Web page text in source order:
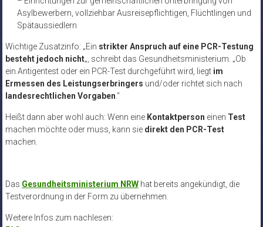
Asylbewerbern, vollziehbar Ausreisepflichtigen, Flüchtlingen und
Spätaussiedlern
Wichtige Zusatzinfo: „Ein strikter Anspruch auf eine PCR-Testung
besteht jedoch nicht„, schreibt das Gesundheitsministerium. „Ob
ein Antigentest oder ein PCR-Test durchgeführt wird, liegt im
Ermessen des Leistungserbringers und/oder richtet sich nach
landesrechtlichen Vorgaben .“
Heißt dann aber wohl auch: Wenn eine Kontaktperson einen Test
machen möchte oder muss, kann sie direkt den PCR-Test
machen.
Das Gesundheitsministerium NRWhat bereits angekündigt, die
Testverordnung in der Form zu übernehmen.
Weitere Infos zum nachlesen: